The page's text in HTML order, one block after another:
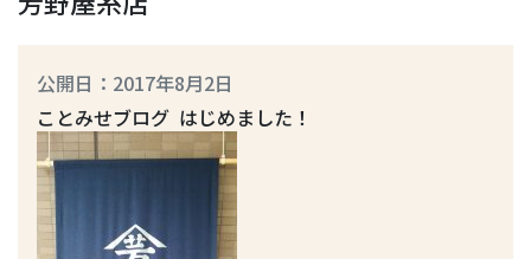
公開日：2017年8月2日
ことみせブログ はじめました！